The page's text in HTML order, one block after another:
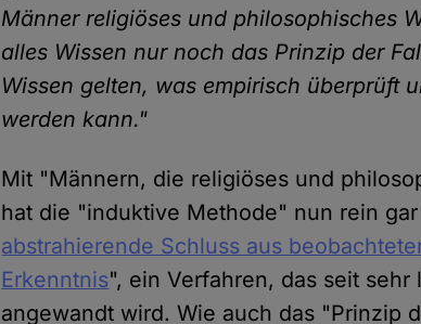
Männer religiöses und philosophisches
alles Wissen nur noch das Prinzip der
Wissen gelten, was empirisch überprüft
werden kann."
Mit "Männern, die religiöses und
hat die "induktive Methode" nun rein
abstrahierende Schluss aus
Erkenntnis", ein Verfahren, das seit
angewandt wird. Wie auch das "Prinzip